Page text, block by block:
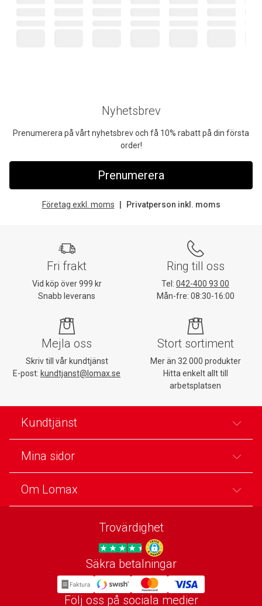
Nyhetsbrev
Prenumerera på vårt nyhetsbrev och få 10% rabatt på din första
order!
Prenumerera
Företag exkl. moms Privatperson inkl. moms
Fri frakt
Vid köp över 999 kr
Snabb leverans
Ring till oss
Tel: 042-400 93 00
Mån-fre: 08:30-16:00
Mejla oss
Skriv till vår kundtjänst
E-post: kundtjanst@lomax.se
Stort sortiment
Mer än 32 000 produkter
Hitta enkelt allt till
arbetsplatsen
Kundtjänst
Mina sidor
Om Lomax
Trovärdighet
Trygg E-handel
Säkra betalningar
Följ oss på sociala medier